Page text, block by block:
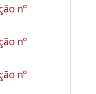
nº
nº
nº